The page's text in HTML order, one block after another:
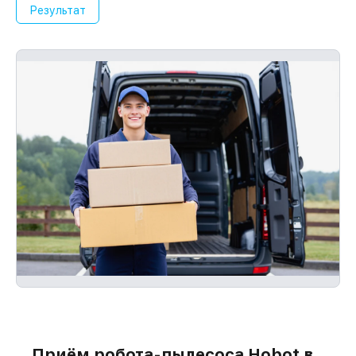
устройств
талон, мы устраним неисправности
повторно без очереди.
Результат